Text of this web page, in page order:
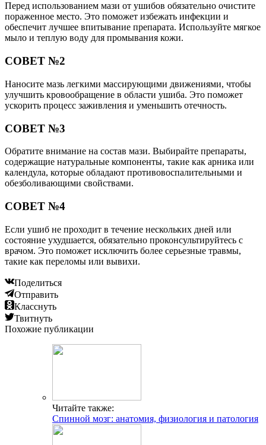
Перед использованием мази от ушибов обязательно очистите
пораженное место. Это поможет избежать инфекции и
обеспечит лучшее впитывание препарата. Используйте мягкое
мыло и теплую воду для промывания кожи.
СОВЕТ №2
Наносите мазь легкими массирующими движениями, чтобы
улучшить кровообращение в области ушиба. Это поможет
ускорить процесс заживления и уменьшить отечность.
СОВЕТ №3
Обратите внимание на состав мази. Выбирайте препараты,
содержащие натуральные компоненты, такие как арника или
календула, которые обладают противовоспалительными и
обезболивающими свойствами.
СОВЕТ №4
Если ушиб не проходит в течение нескольких дней или
состояние ухудшается, обязательно проконсультируйтесь с
врачом. Это поможет исключить более серьезные травмы,
такие как переломы или вывихи.
Поделиться
Отправить
Класснуть
Твитнуть
Похожие публикации
Читайте также:
Спинной мозг: анатомия, физиология и патология